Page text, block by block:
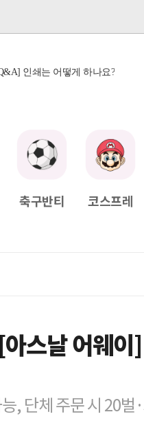
인쇄는 어떻게 하나요?
축구반티 코스프레
스날 어웨
, 단체 주문 시 20